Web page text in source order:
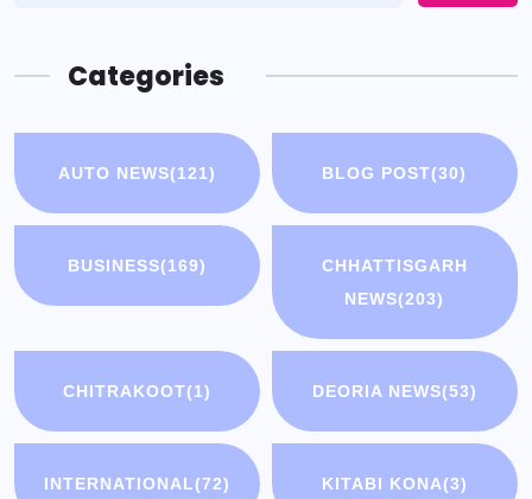
Categories
AUTO NEWS(121) BLOG POST(30)
BUSINESS(169)
CHHATTISGARH
NEWS(203)
CHITRAKOOT(1) DEORIA NEWS(53)
INTERNATIONAL(72) KITABI KONA(3)